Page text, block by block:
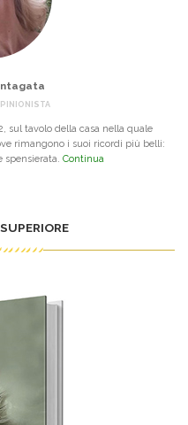
sul tavolo della casa nella quale
rimangono i suoi ricordi più belli:
spensierata. Continua